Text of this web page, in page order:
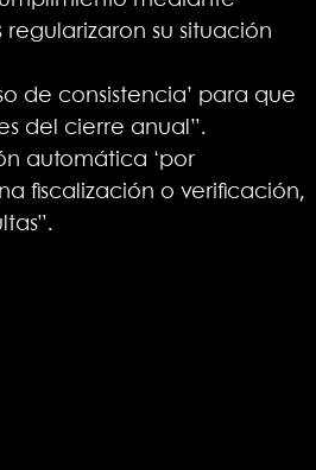
su situación
de consistencia’ para que
del cierre anual”.
automática ‘por
fiscalización o verificación,